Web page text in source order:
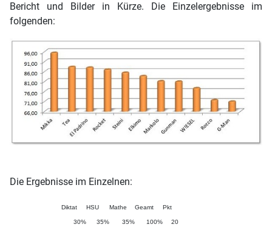
Bericht und Bilder in Kürze. Die Einzelergebnisse im
folgenden:
Die Ergebnisse im Einzelnen:
Diktat HSU Mathe Geamt Pkt
30% 35% 35% 100% 20